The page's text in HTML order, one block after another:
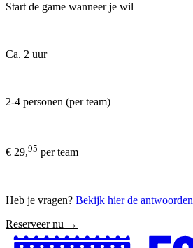
Start de game wanneer je wil
Ca. 2 uur
2-4 personen (per team)
€ 29,95 per team
Heb je vragen? Bekijk hier de antwoorden
Reserveer nu →